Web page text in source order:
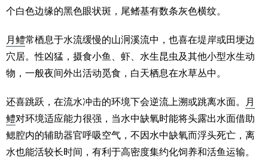
个白色边缘的黑色眼状斑，尾鳍基有数条灰色横纹。
月鳢常梄息于水流缓慢的山泂溪流中，也喜在堤岸或田埂边
穴居。性凶猛，摄食小鱼、虾、水生昆虫及其他小型水生动
物，一般夜间外出活动觅食，白天栖息在水草丛中。
还喜跳跃，在流水冲击的环境下会逆流上溯或跳离水面。
月
鳢对环境适应能力很强，当水中缺氧时能将头露出水面借助
鳃腔内的辅助器官呼吸空气，不因水中缺氧而浮头死亡，离
水也能活较长时间，有利于高密度集约化饲养和活鱼运输。